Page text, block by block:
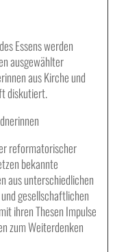
Essens werden
ausgewählter
aus Kirche und
diskutiert.
reformatorischer
bekannte
aus unterschiedlichen
gesellschaftlichen
ihren Thesen Impulse
zum Weiterdenken